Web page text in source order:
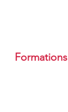
Formations